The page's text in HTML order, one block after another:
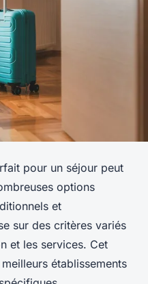
pour un séjour peut
options
et
sur des critères variés
et les services. Cet
établissements